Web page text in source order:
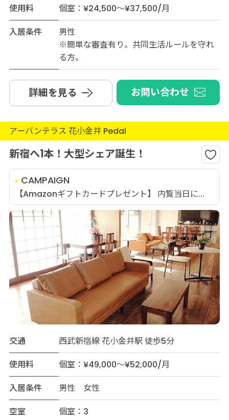
使用料
個室：¥24,500～¥37,500/月
入居条件
男性
※簡単な審査有り。共同生活ルールを守れ
る方。
詳細を見る お問い合わせ
アーバンテラス 花小金井 Pedal
新宿へ1本！大型シェア誕生！
CAMPAIGN
【Amazonギフトカードプレゼント】 内覧当日に...
交通
西武新宿線 花小金井駅 徒歩5分
使用料
個室：¥49,000～¥52,000/月
入居条件
男性 女性
空室
個室：3